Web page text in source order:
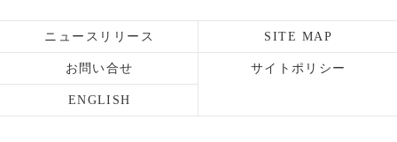
ニュースリリース SITE MAP
お問い合せ サイトポリシー
ENGLISH